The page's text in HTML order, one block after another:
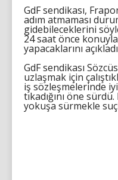
GdF sendikası,
adım atmaması
gidebileceklerini
24 saat önce
yapacaklarını
GdF sendikası
uzlaşmak için
iş sözleşmelerinde
tıkadığını öne
yokuşa sürmekle